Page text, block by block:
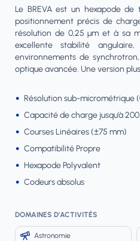
Le BREVA est un hexapode
positionnement précis de
résolution de 0,25 µm et à sa
excellente stabilité
environnements de
optique avancée. Une version
Résolution sub-micrométrique
Capacité de charge jusqu’à 200
Courses Linéaires (±75 mm)
Compatibilité Propre
Hexapode Polyvalent
Codeurs absolus
DOMAINES D’ACTIVITÉS
Astronomie